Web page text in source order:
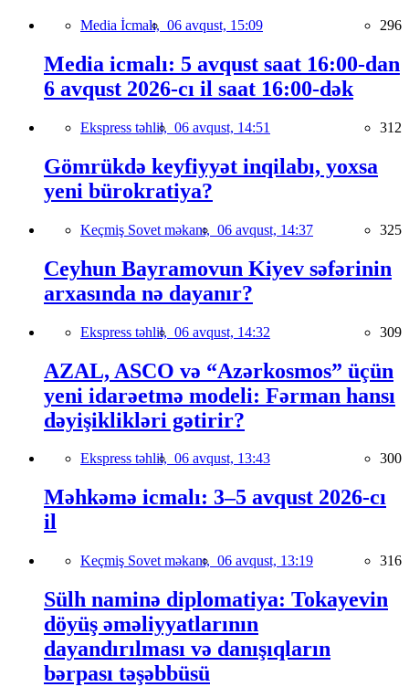
Media İcmalı, 06 avqust, 15:09 296
Media icmalı: 5 avqust saat 16:00-dan
6 avqust 2026-cı il saat 16:00-dək
Ekspress təhlil, 06 avqust, 14:51 312
Gömrükdə keyfiyyət inqilabı, yoxsa
yeni bürokratiya?
Keçmiş Sovet məkanı, 06 avqust, 14:37 325
Ceyhun Bayramovun Kiyev səfərinin
arxasında nə dayanır?
Ekspress təhlil, 06 avqust, 14:32 309
AZAL, ASCO və “Azərkosmos” üçün
yeni idarəetmə modeli: Fərman hansı
dəyişiklikləri gətirir?
Ekspress təhlil, 06 avqust, 13:43 300
Məhkəmə icmalı: 3–5 avqust 2026-cı
il
Keçmiş Sovet məkanı, 06 avqust, 13:19 316
Sülh naminə diplomatiya: Tokayevin
döyüş əməliyyatlarının
dayandırılması və danışıqların
bərpası təşəbbüsü